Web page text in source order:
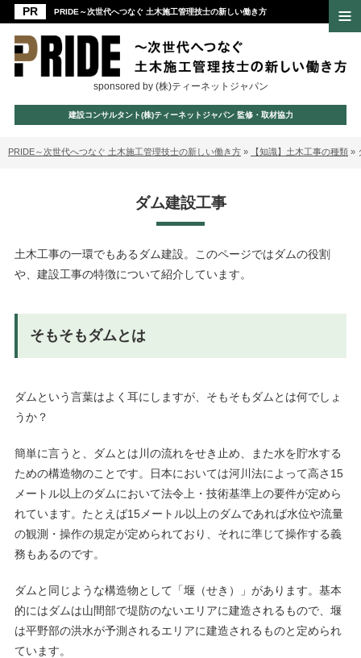
PRIDE～次世代へつなぐ 土木施工管理技士の新しい働き方
sponsored by (株)ティーネットジャパン
建設コンサルタント(株)ティーネットジャパン 監修・取材協力
PRIDE～次世代へつなぐ 土木施工管理技士の新しい働き方 » 【知識】土木工事の種類 »
ダム建設工事
土木工事の一環でもあるダム建設。このページではダムの役割
や、建設工事の特徴について紹介しています。
そもそもダムとは
ダムという言葉はよく耳にしますが、そもそもダムとは何でしょ
うか？
簡単に言うと、ダムとは川の流れをせき止め、また水を貯水する
ための構造物のことです。日本においては河川法によって高さ15
メートル以上のダムにおいて法令上・技術基準上の要件が定めら
れています。たとえば15メートル以上のダムであれば水位や流量
の観測・操作の規定が定められており、それに準じて操作する義
務もあるのです。
ダムと同じような構造物として「堰（せき）」があります。基本
的にはダムは山間部で堤防のないエリアに建造されるもので、堰
は平野部の洪水が予測されるエリアに建造されるものと定められ
ています。